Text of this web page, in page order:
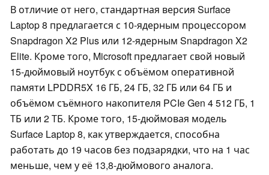
В отличие от него, стандартная версия Surface
Laptop 8 предлагается с 10-ядерным процессором
Snapdragon X2 Plus или 12-ядерным Snapdragon X2
Elite. Кроме того, Microsoft предлагает свой новый
15-дюймовый ноутбук с объёмом оперативной
памяти LPDDR5X 16 ГБ, 24 ГБ, 32 ГБ или 64 ГБ и
объёмом съёмного накопителя PCIe Gen 4 512 ГБ, 1
ТБ или 2 ТБ. Кроме того, 15-дюймовая модель
Surface Laptop 8, как утверждается, способна
работать до 19 часов без подзарядки, что на 1 час
меньше, чем у её 13,8-дюймового аналога.